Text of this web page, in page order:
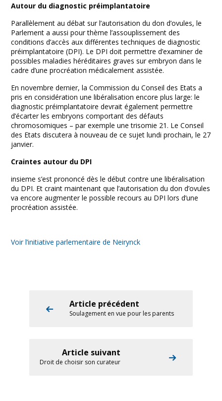
Autour du diagnostic préimplantatoire
Parallèlement au débat sur l’autorisation du don d’ovules, le
Parlement a aussi pour thème l’assouplissement des
conditions d’accès aux différentes techniques de diagnostic
préimplantatoire (DPI). Le DPI doit permettre d’examiner de
possibles maladies héréditaires graves sur embryon dans le
cadre d’une procréation médicalement assistée.
En novembre dernier, la Commission du Conseil des Etats a
pris en considération une libéralisation encore plus large: le
diagnostic préimplantatoire devrait également permettre
d’écarter les embryons comportant des défauts
chromosomiques – par exemple une trisomie 21. Le Conseil
des Etats discutera à nouveau de ce sujet lundi prochain, le 27
janvier.
Craintes autour du DPI
insieme s’est prononcé dès le début contre une libéralisation
du DPI. Et craint maintenant que l’autorisation du don d’ovules
va encore augmenter le possible recours au DPI lors d’une
procréation assistée.
Voir l’initiative parlementaire de Neirynck
Article précédent
Soulagement en vue pour les parents
Article suivant
Droit de choisir son curateur